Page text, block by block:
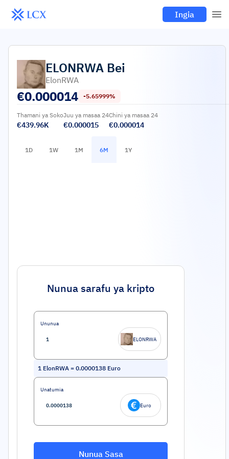
Ingia
ELONRWA Bei
ElonRWA
€0.000014 -5.65999%
Thamani ya Soko
€439.96K
Juu ya masaa 24
€0.000015
Chini ya masaa 24
€0.000014
1D 1W 1M 6M 1Y
Nunua sarafu ya kripto
Ununua
ELONRWA
1 ElonRWA = 0.0000138 Euro
Unatumia
Euro
Nunua Sasa